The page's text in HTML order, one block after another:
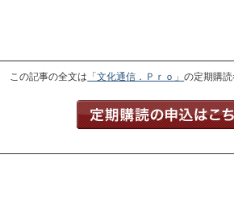
この記事の全文は 「文化通信．Ｐｒｏ」の定期購